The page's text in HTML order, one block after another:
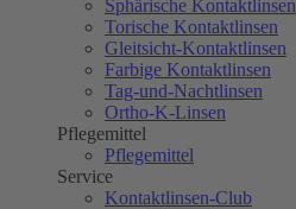
Sphärische Kontaktlinsen
Torische Kontaktlinsen
Gleitsicht-Kontaktlinsen
Farbige Kontaktlinsen
Tag-und-Nachtlinsen
Ortho-K-Linsen
Pflegemittel
Pflegemittel
Service
Kontaktlinsen-Club